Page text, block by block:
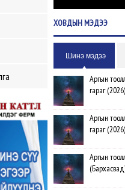
ХОВДЫНМЭДЭЭ
Шинэ мэдээ
Аргын
гараг (2026)
Аргын
гараг (2026)
Аргын